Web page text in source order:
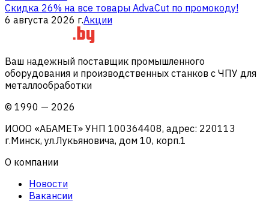
Скидка 26% на все товары AdvaCut по промокоду!
6 августа 2026 г.Акции
Ваш надежный поставщик промышленного
оборудования и производственных станков с ЧПУ для
металлообработки
© 1990 — 2026
ИООО «АБАМЕТ» УНП 100364408, адрес: 220113
г.Минск, ул.Лукьяновича, дом 10, корп.1
О компании
Новости
Вакансии